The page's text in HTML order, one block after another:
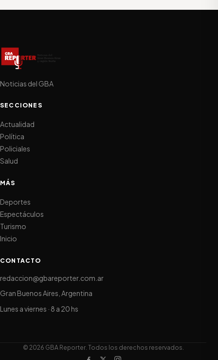
Noticias del GBA
SECCIONES
Actualidad
Política
Policiales
Salud
MÁS
Deportes
Espectáculos
Turismo
Inicio
CONTACTO
redaccion@gbareporter.com.ar
Gran Buenos Aires, Argentina
Lunes a viernes · 8 a 20 hs
© 2026 GBA Reporter. Todos los derechos reservados.